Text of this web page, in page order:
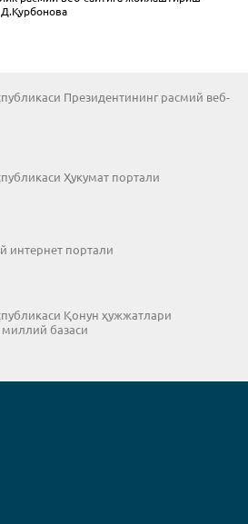
Президентининг расмий веб-
Ҳукумат портали
интернет портали
Қонун ҳужжатлари
базаси